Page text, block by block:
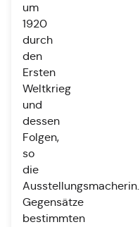
um
1920
durch
den
Ersten
Weltkrieg
und
dessen
Folgen,
so
die
Ausstellungsmacherin.
Gegensätze
bestimmten